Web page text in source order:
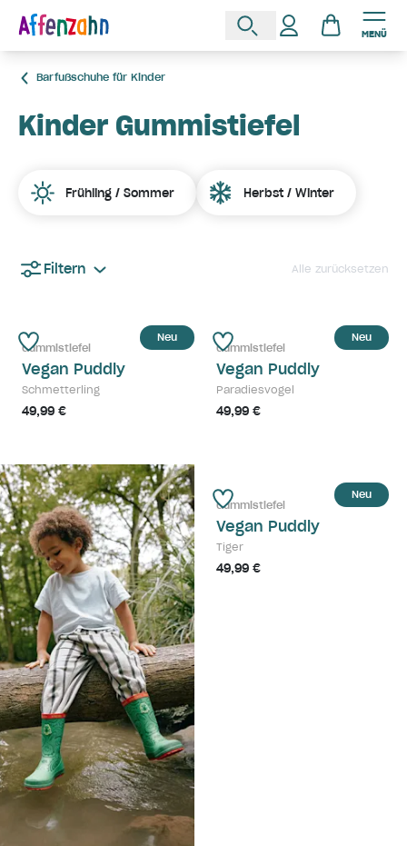
MENÜ
Barfußschuhe für Kinder
Kinder Gummistiefel
Frühling / Sommer Herbst / Winter
Filtern Alle zurücksetzen
Neu
Gummistiefel
Vegan Puddly
Schmetterling
49,99 €
Neu
Gummistiefel
Vegan Puddly
Paradiesvogel
49,99 €
Neu
Gummistiefel
Vegan Puddly
Tiger
49,99 €